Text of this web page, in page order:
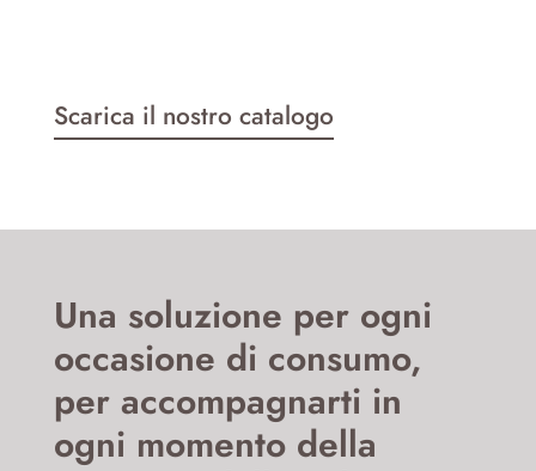
Scarica il nostro catalogo
Una soluzione per ogni
occasione di consumo,
per accompagnarti in
ogni momento della